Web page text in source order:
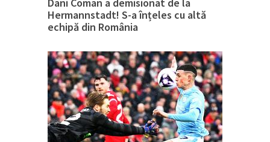
Hermannstadt! S-a înțeles cu altă
echipă din România